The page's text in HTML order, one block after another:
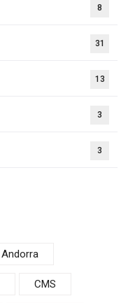
8
31
13
3
3
Andorra
CMS